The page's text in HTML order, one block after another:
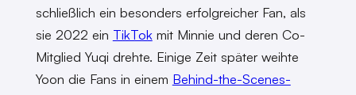
schließlich ein besonders erfolgreicher Fan, als
sie 2022 ein TikTokmit Minnie und deren Co-
Mitglied Yuqi drehte. Einige Zeit später weihte
Yoon die Fans in einem Behind-the-Scenes-